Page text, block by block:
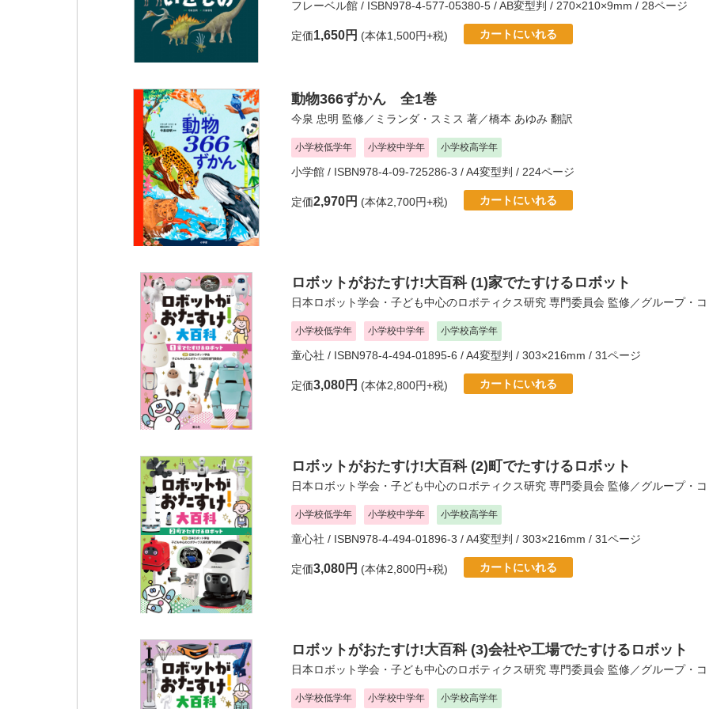
フレーベル館 / ISBN978-4-577-05380-5 / AB変型判 / 270×210×9mm / 28ページ
定価1,650円 (本体1,500円+税) カートにいれる
動物366ずかん 全1巻
今泉 忠明 監修／ ミランダ・スミス 著／橋本 あゆみ 翻訳
小学校低学年 小学校中学年 小学校高学年
小学館 / ISBN978-4-09-725286-3 / A4変型判 / 224ページ
定価2,970円 (本体2,700円+税) カートにいれる
ロボットがおたすけ!大百科 (1)家でたすけるロボット
日本ロボット学会・子ども中心のロボティクス研究 専門委員会 監修／グループ・
小学校低学年 小学校中学年 小学校高学年
童心社 / ISBN978-4-494-01895-6 / A4変型判 / 303×216mm / 31ページ
定価3,080円 (本体2,800円+税) カートにいれる
ロボットがおたすけ!大百科 (2)町でたすけるロボット
日本ロボット学会・子ども中心のロボティクス研究 専門委員会 監修／グループ・
小学校低学年 小学校中学年 小学校高学年
童心社 / ISBN978-4-494-01896-3 / A4変型判 / 303×216mm / 31ページ
定価3,080円 (本体2,800円+税) カートにいれる
ロボットがおたすけ!大百科 (3)会社や工場でたすけるロボット
日本ロボット学会・子ども中心のロボティクス研究 専門委員会 監修／グループ・
小学校低学年 小学校中学年 小学校高学年